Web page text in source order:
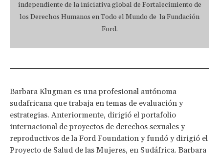
independiente de la iniciativa global de Fortalecimiento de
los Derechos Humanos en Todo el Mundo de la Fundación
Ford.
Barbara Klugman es una profesional autónoma
sudafricana que trabaja en temas de evaluación y
estrategias. Anteriormente, dirigió el portafolio
internacional de proyectos de derechos sexuales y
reproductivos de la Ford Foundation y fundó y dirigió el
Proyecto de Salud de las Mujeres, en Sudáfrica. Barbara